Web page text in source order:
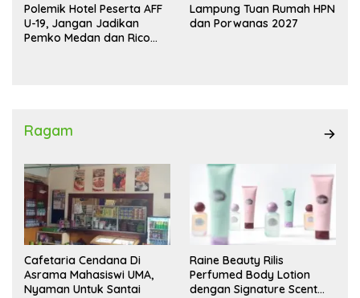
Polemik Hotel Peserta AFF
U-19, Jangan Jadikan
Pemko Medan dan Rico
Lampung Tuan Rumah HPN
dan Porwanas 2027
Ragam
Cafetaria Cendana Di
Asrama Mahasiswi UMA,
Nyaman Untuk Santai
Raine Beauty Rilis
Perfumed Body Lotion
dengan Signature Scent